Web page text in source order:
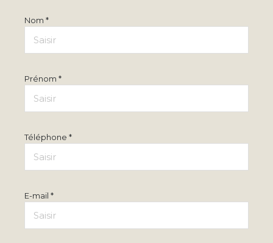
Nom *
Prénom *
Téléphone *
E-mail *